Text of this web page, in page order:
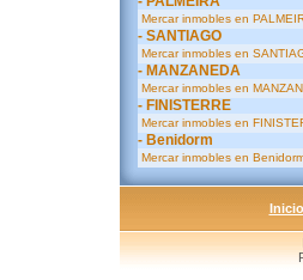
Mercar inmobles en
- SANTIAGO
Mercar inmobles en
- MANZANEDA
Mercar inmobles en
- FINISTERRE
Mercar inmobles en
- Benidorm
Mercar inmobles en
Inicio